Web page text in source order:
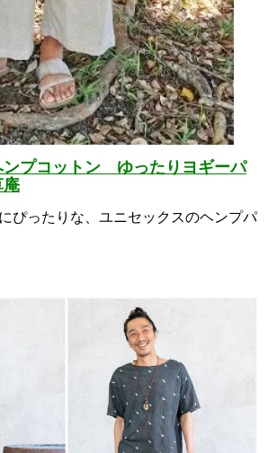
プコットン ゆったりヨギーパ
ぴったりな、ユニセックスのヘンプパ